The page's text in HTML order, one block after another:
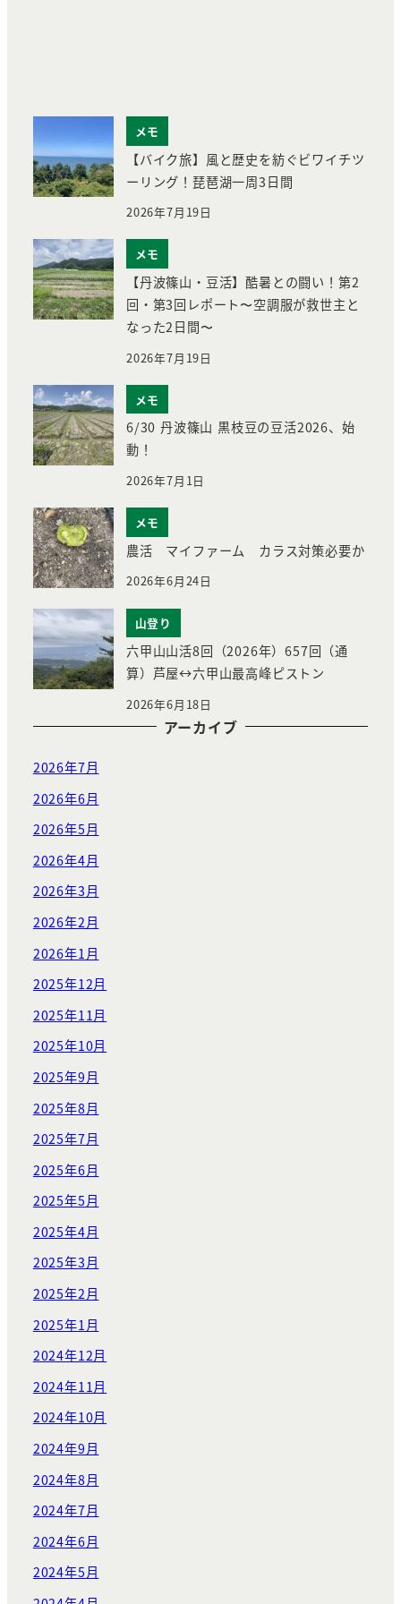
メモ
【バイク旅】風と歴史を紡ぐビワイチツ
ーリング！琵琶湖一周3日間
2026年7月19日
メモ
【丹波篠山・豆活】酷暑との闘い！第2
回・第3回レポート〜空調服が救世主と
なった2日間〜
2026年7月19日
メモ
6/30 丹波篠山 黒枝豆の豆活2026、始
動！
2026年7月1日
メモ
農活 マイファーム カラス対策必要か
2026年6月24日
山登り
六甲山山活8回（2026年）657回（通
算）芦屋↔︎六甲山最高峰ピストン
2026年6月18日
アーカイブ
2026年7月
2026年6月
2026年5月
2026年4月
2026年3月
2026年2月
2026年1月
2025年12月
2025年11月
2025年10月
2025年9月
2025年8月
2025年7月
2025年6月
2025年5月
2025年4月
2025年3月
2025年2月
2025年1月
2024年12月
2024年11月
2024年10月
2024年9月
2024年8月
2024年7月
2024年6月
2024年5月